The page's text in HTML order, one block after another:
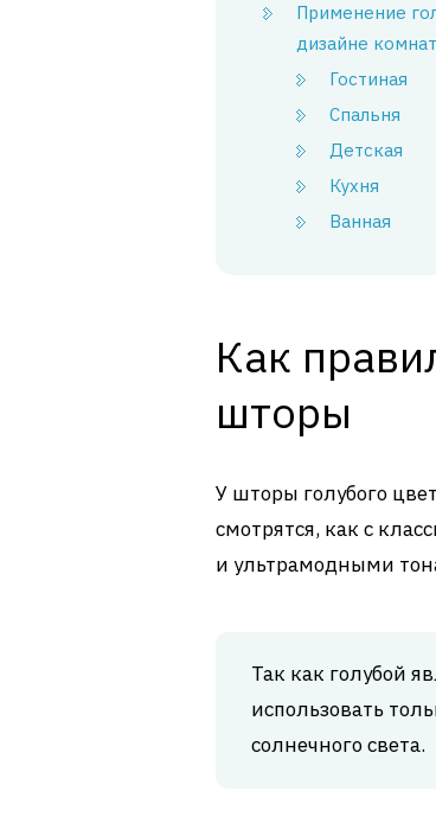
Применение
дизайне комнат
Гостиная
Спальня
Детская
Кухня
Ванная
Как
шторы
У шторы голубого
смотрятся, как с
и ультрамодными
Так как голубой
использовать
солнечного света.